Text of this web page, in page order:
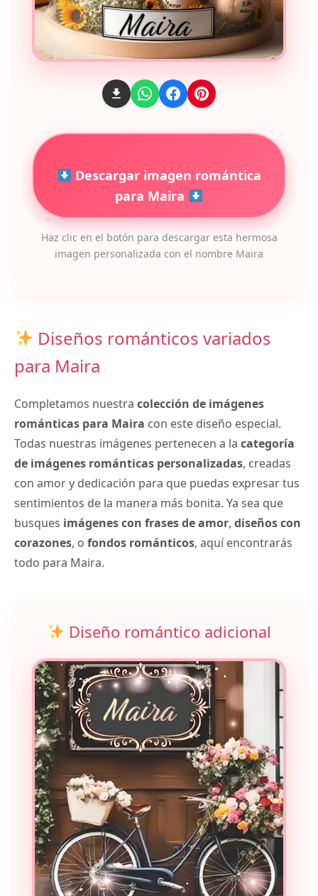
Descargar imagen romántica
para Maira
Haz clic en el botón para descargar esta hermosa
imagen personalizada con el nombre Maira
Diseños románticos variados
para Maira
Completamos nuestra colección de imágenes
románticas para Maira con este diseño especial.
Todas nuestras imágenes pertenecen a la categoría
de imágenes románticas personalizadas, creadas
con amor y dedicación para que puedas expresar tus
sentimientos de la manera más bonita. Ya sea que
busques imágenes con frases de amor, diseños con
corazones, o fondos románticos, aquí encontrarás
todo para Maira.
Diseño romántico adicional